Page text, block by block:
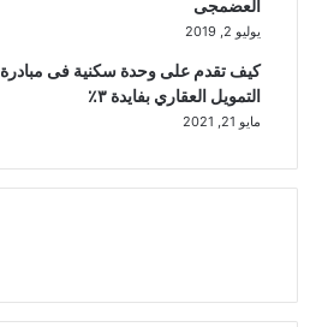
العضمجى
يوليو 2, 2019
كيف تقدم على وحدة سكنية فى مبادرة
التمويل العقاري بفايدة ٣٪
مايو 21, 2021